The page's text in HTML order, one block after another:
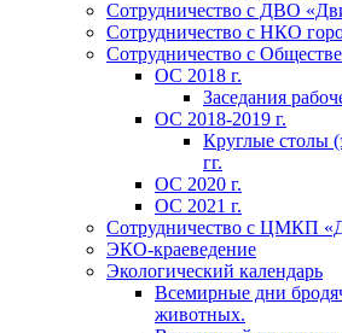
Сотрудничество с ДВО
Сотрудничество с НКО
Сотрудничество с
ОС 2018 г.
Заседания
ОС 2018-2019 г.
Круглые столы
гг.
ОС 2020 г.
ОС 2021 г.
Сотрудничество с ЦМКП
ЭКО-краеведение
Экологический календарь
Всемирные дни
животных.